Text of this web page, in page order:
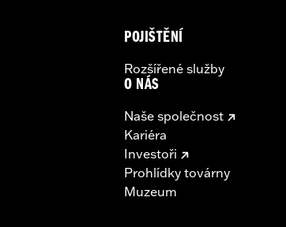
POJIŠTĚNÍ
Rozšířené služby
O NÁS
Naše společnost
Kariéra
Investoři
Prohlídky továrny
Muzeum